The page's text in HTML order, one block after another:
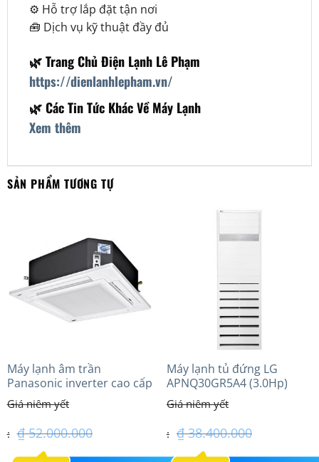
⚙️ Hỗ trợ lắp đặt tận nơi
🧰 Dịch vụ kỹ thuật đầy đủ
🌿Trang Chủ Điện Lạnh Lê Phạm
https://dienlanhlepham.vn/
🌿 Các Tin Tức Khác Về Máy Lạnh
Xem thêm
SẢN PHẨM TƯƠNG TỰ
Máy lạnh âm trần
Panasonic inverter cao cấp
(5.0Hp) S-3448PU3HA/U-
43PRH1H8 – 3 Pha
₫52.000.000
Máy lạnh tủ đứng LG
APNQ30GR5A4 (3.0Hp)
Inverter
₫38.400.000